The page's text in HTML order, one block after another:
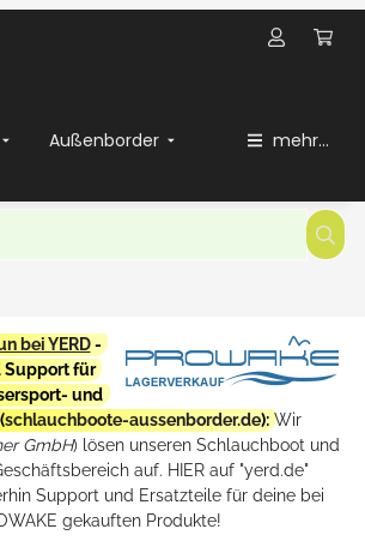
Außenborder mehr...
bei YERD-
Support für
und
schlauchboote-aussenborder.de): Wir
GmbH) lösen unseren Schlauchboot und
auf. HIER auf "yerd.de"
Support und Ersatzteile für deine bei
gekauften Produkte!